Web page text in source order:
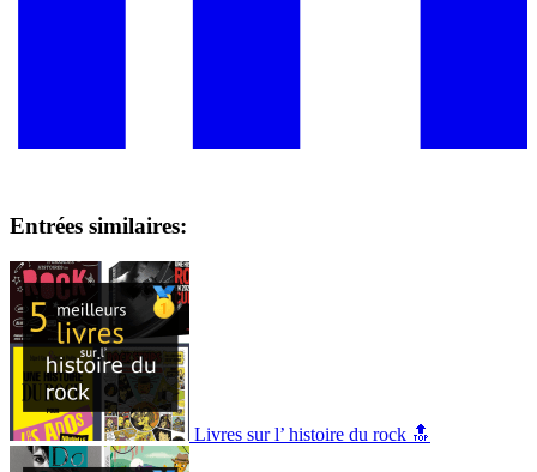
Entrées similaires:
Livres sur l’ histoire du rock 🔝